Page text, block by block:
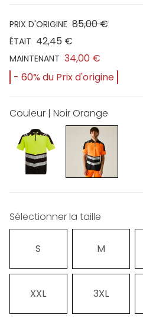
PRIX D'ORIGINE 85,00 €
ÉTAIT 42,45 €
MAINTENANT 34,00 €
- 60% du Prix d'origine
Couleur | Noir Orange
Sélectionner la taille
S M
XXL 3XL